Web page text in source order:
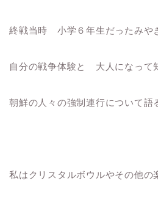
終戦当時 小学６年生だったみや
自分の戦争体験と 大人になって
朝鮮の人々の強制連行について語
私はクリスタルボウルやその他の